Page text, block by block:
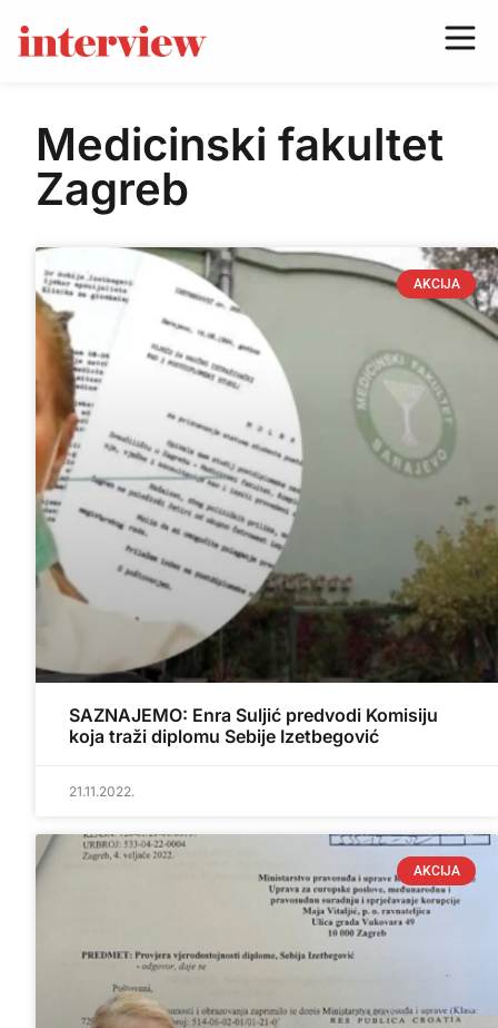
Medicinski fakultet
Zagreb
AKCIJA
SAZNAJEMO: Enra Suljić predvodi Komisiju
koja traži diplomu Sebije Izetbegović
21.11.2022.
AKCIJA